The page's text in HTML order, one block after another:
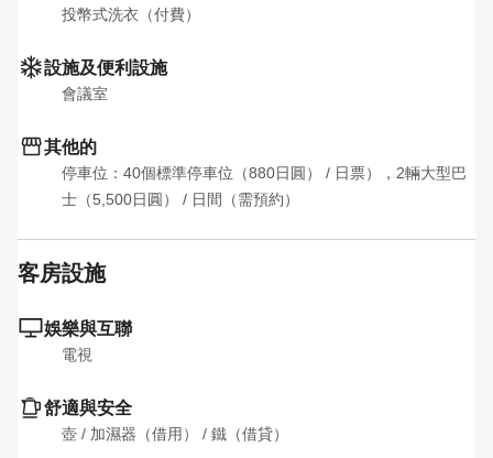
投幣式洗衣（付費）
設施及便利設施
會議室
其他的
停車位：40個標準停車位（880日圓） / 日票），2輛大型巴
士（5,500日圓）
/ 日間（需預約）
客房設施
娛樂與互聯
電視
舒適與安全
壺 / 加濕器（借用） / 鐵（借貸）